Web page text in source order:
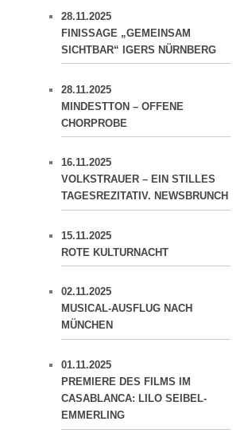
28.11.2025
FINISSAGE „GEMEINSAM
SICHTBAR“ IGERS NÜRNBERG
28.11.2025
MINDESTTON – OFFENE
CHORPROBE
16.11.2025
VOLKSTRAUER – EIN STILLES
TAGESREZITATIV. NEWSBRUNCH
15.11.2025
ROTE KULTURNACHT
02.11.2025
MUSICAL-AUSFLUG NACH
MÜNCHEN
01.11.2025
PREMIERE DES FILMS IM
CASABLANCA: LILO SEIBEL-
EMMERLING